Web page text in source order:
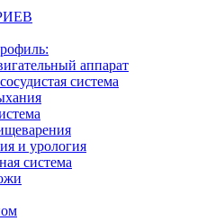
аппарат
система
и урология
система